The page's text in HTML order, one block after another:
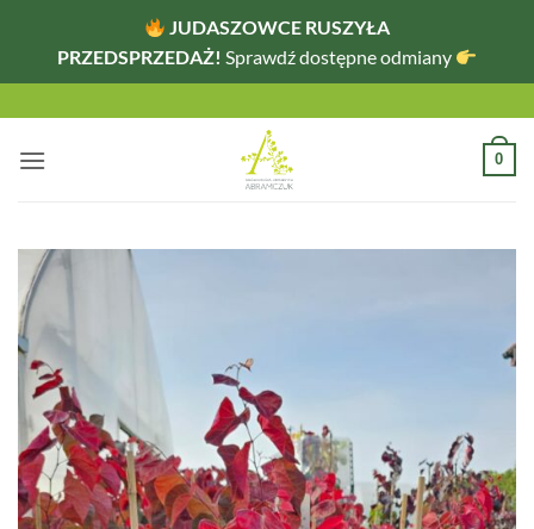
JUDASZOWCE RUSZYŁA
PRZEDSPRZEDAŻ! Sprawdź dostępne odmiany
zawartości
0